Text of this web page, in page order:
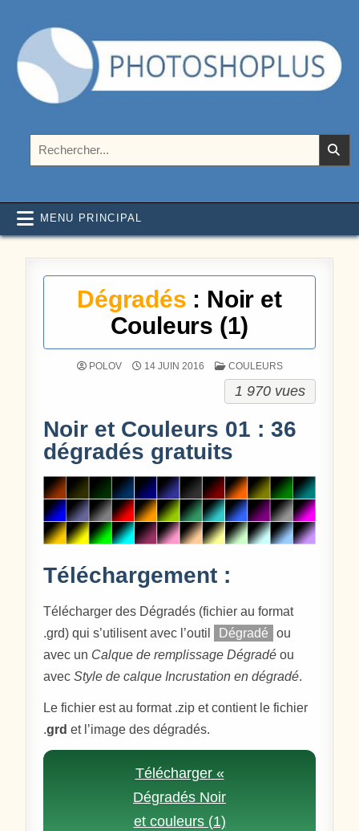
Photoshoplus
MENU PRINCIPAL
Dégradés : Noir et
Couleurs (1)
POLOV 14 JUIN 2016 POSTÉ DANS
COULEURS
1 970 vues
Noir et Couleurs 01 : 36
dégradés gratuits
Téléchargement :
Télécharger des Dégradés (fichier au format
.grd) qui s’utilisent avec l’outil
Dégradé
ou
avec un Calque de remplissage Dégradé ou
avecStyle de calque Incrustation en dégradé.
Le fichier est au format .zip et contient le fichier
.grd et l’image des dégradés.
Télécharger «
Dégradés Noir
et couleurs (1)